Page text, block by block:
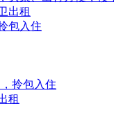
出租
包入住
拎包入住
租